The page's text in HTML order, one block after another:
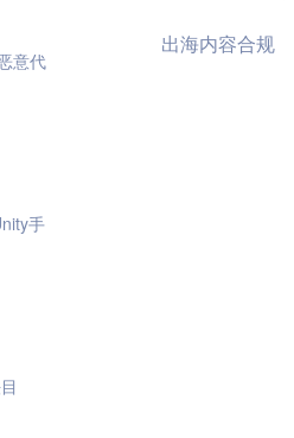
意代
手
出海内容合规